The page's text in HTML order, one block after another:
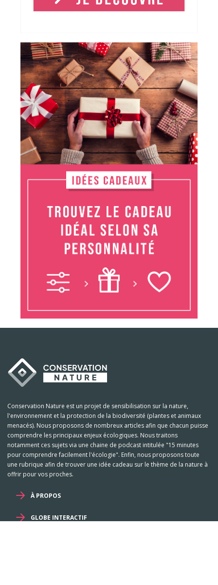
Conservation Nature est un projet de sensibilisation sur la nature,
l'environnement et la protection de la biodiversité (plantes et animaux
menacés). Nous proposons de nombreux articles afin que chacun puisse
comprendre les principaux enjeux écologiques. Nous traitons
notamment ces sujets via une chaine de podcast intitulée "15 minutes
pour comprendre facilement l'écologie". Enfin, nous proposons toute
une rubrique afin de trouver une idée cadeau sur le thème de la nature à
offrir pour vos proches.
À PROPOS
GLOBE INTERACTIF